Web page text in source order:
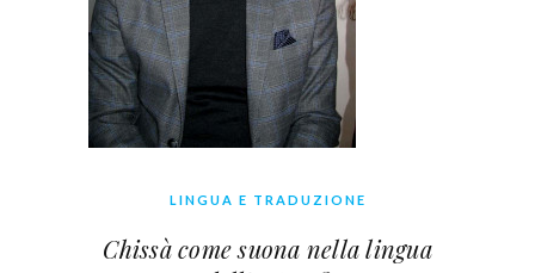
LINGUA E TRADUZIONE
Chissà come suona nella lingua